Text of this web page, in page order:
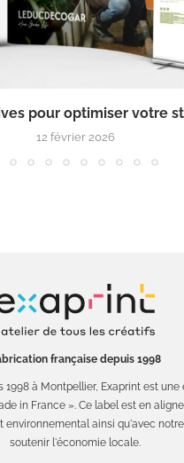
pour optimiser votre
12 février 2026
française depuis 1998
1998 à Montpellier, Exaprint est une
in France ». Ce label est en
environnemental ainsi qu'avec
soutenir l'économie locale.